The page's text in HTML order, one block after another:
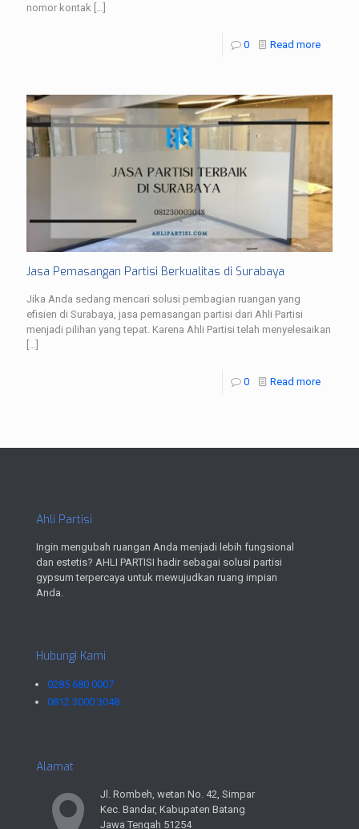
nomor kontak […]
0 Read more
Jasa Pemasangan Partisi Berkualitas di Surabaya
Jika Anda sedang mencari solusi pembagian ruangan yang
efisien di Surabaya, jasa pemasangan partisi dari Ahli Partisi
menjadi pilihan yang tepat. Karena Ahli Partisi telah menyelesaikan
[…]
0 Read more
Ahli Partisi
Ingin mengubah ruangan Anda menjadi lebih fungsional
dan estetis? AHLI PARTISI hadir sebagai solusi partisi
gypsum terpercaya untuk mewujudkan ruang impian
Anda.
Hubungi Kami
0285 680 0007
0812 3000 3048
Alamat
Jl. Rombeh, wetan No. 42, Simpar
Kec. Bandar, Kabupaten Batang
Jawa Tengah 51254